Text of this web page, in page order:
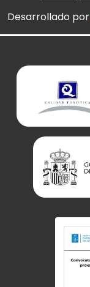
Desarrollado por